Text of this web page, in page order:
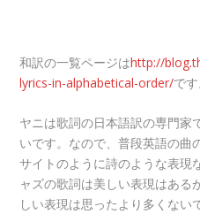
和訳の一覧ページはhttp://
lyrics-in-alphabetical-order/です
ヤニは歌詞の日本語訳の専門家
いです。なので、普段英語の曲
サイトのように詩のような表現
ャズの歌詞は美しい表現はある
しい表現は思ったより多くな